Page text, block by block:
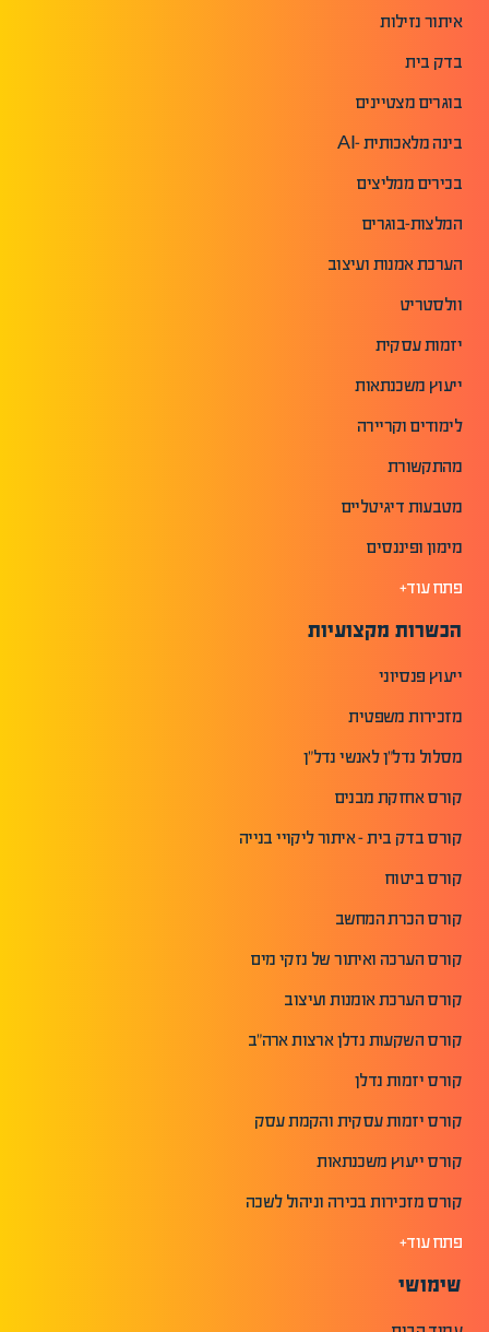
איתור נזילות
בדק בית
בוגרים מצטיינים
בינה מלאכותית -AI
בכירים ממליצים
המלצות-בוגרים
הערכת אמנות ועיצוב
וולסטריט
יזמות עסקית
ייעוץ משכנתאות
לימודים וקריירה
מהתקשורת
מטבעות דיגיטליים
מימון ופיננסים
פתח עוד+
הכשרות מקצועיות
ייעוץ פנסיוני
מזכירות משפטית
מסלול נדל"ן לאנשי נדל"ן
קורס אחזקת מבנים
קורס בדק בית - איתור ליקויי בנייה
קורס ביטוח
קורס הכרת המחשב
קורס הערכה ואיתור של נזקי מים
קורס הערכת אומנות ועיצוב
קורס השקעות נדלן ארצות ארה"ב
קורס יזמות נדלן
קורס יזמות עסקית והקמת עסק
קורס ייעוץ משכנתאות
קורס מזכירות בכירה וניהול לשכה
פתח עוד+
שימושי